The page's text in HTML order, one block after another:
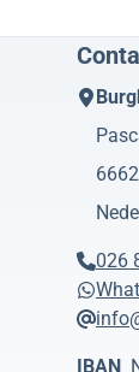
026
IBAN